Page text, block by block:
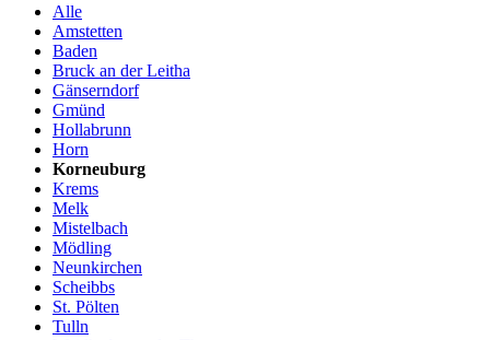
Alle
Amstetten
Baden
Bruck an der Leitha
Gänserndorf
Gmünd
Hollabrunn
Horn
Korneuburg
Krems
Melk
Mistelbach
Mödling
Neunkirchen
Scheibbs
St. Pölten
Tulln